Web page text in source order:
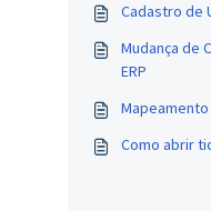
Cadastro de
Mudança de
ERP
Como abrir